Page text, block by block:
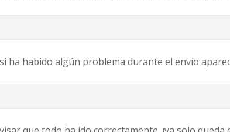
ha habido algún problema durante el envío